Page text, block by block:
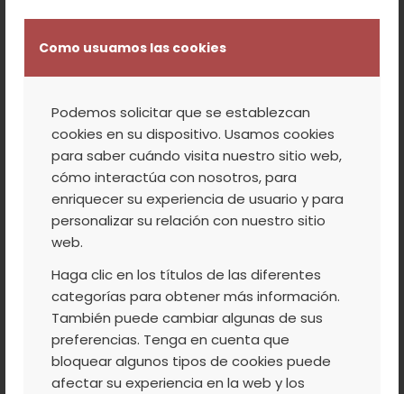
Como usuamos las cookies
Podemos solicitar que se establezcan
cookies en su dispositivo. Usamos cookies
para saber cuándo visita nuestro sitio web,
cómo interactúa con nosotros, para
enriquecer su experiencia de usuario y para
personalizar su relación con nuestro sitio
web.
Haga clic en los títulos de las diferentes
categorías para obtener más información.
También puede cambiar algunas de sus
preferencias. Tenga en cuenta que
bloquear algunos tipos de cookies puede
afectar su experiencia en la web y los
bajo un compromiso de mejora continua y
de prevención de la contaminación.
Tratamos de responder con eficiencia a
las necesidades, demandas, aspiraciones
y expectativas de clientes reales y
grado de satisfacción de los primeros y
despertar el interés de quienes aún no
conocen la empresa y los productos que
ofrecemos en el mercado.